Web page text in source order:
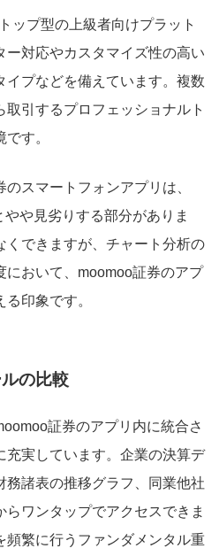
ップ型の上級者向けプラット
ー対応やカスタマイズ性の高い
イプなどを備えています。複数
引するプロフェッショナルト
す。
スマートフォンアプリは、
や見劣りする部分がありま
くできますが、チャート分析の
において、moomoo証券のアプ
印象です。
の比較
証券のアプリ内に統合さ
充実しています。企業の決算デ
務諸表の推移グラフ、同業他社
らワンタップでアクセスできま
頻繁に行うファンダメンタル重